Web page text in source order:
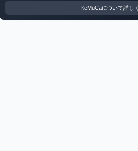
KeMuCaについて詳しく